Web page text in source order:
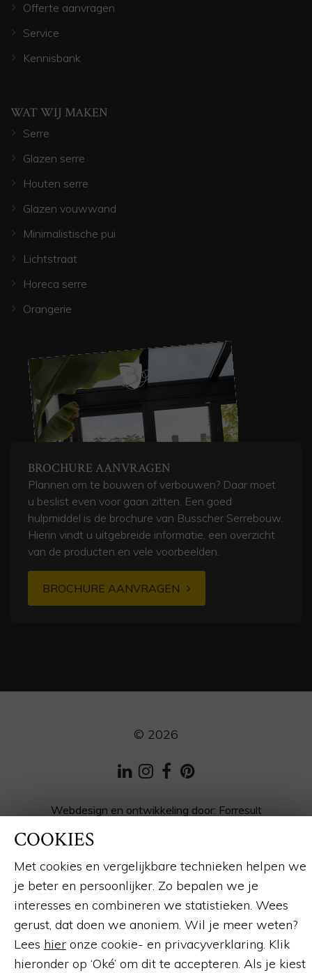
Offerte aanvragen
Service
Kennisbank
WAT WIJ MAKEN
Serre
Glazen serre
Houten serre
Glazen vouwwand
Minimalistische pui
Lichtstraat
Horeca serre
Orangerie
BROCHURE AANVRAGEN
Plannen om te bouwen of verbouwen? Daar moet
u beslist even voor gaan zitten. Een goed
hulpmiddel is de brochure van Busscher Serrebouw.
Hierin vindt u uitgebreide informatie, een overzicht
van de producten en vele voorbeelden.
BROCHURE AANVRAGEN
© 2026
LinkedIn
Instagram
Facebook
Pinterest
Webdesign en ontwikkeling door: Forresult
COOKIES
Met cookies en vergelijkbare technieken helpen we
je beter en persoonlijker. Zo bepalen we je
interesses en combineren we statistieken. Wees
gerust, dat doen we anoniem. Wil je meer weten?
Lees hier onze cookie- en privacyverklaring. Klik
hieronder op ‘Oké’ om dit te accepteren. Als je kiest